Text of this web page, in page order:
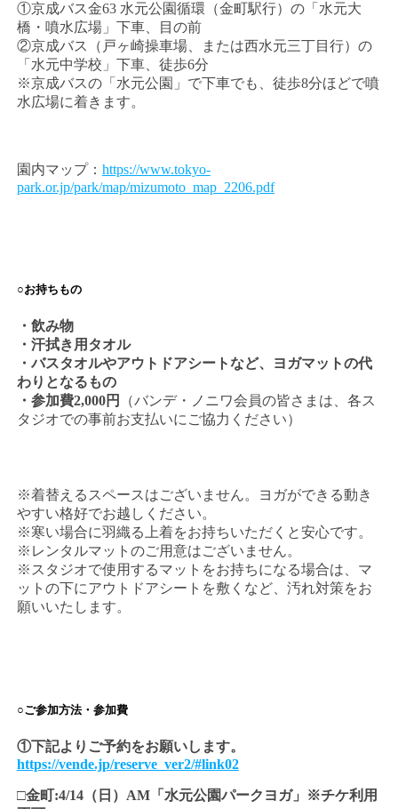
①京成バス金63 水元公園循環（金町駅行）の「水元大
橋・噴水広場」下車、目の前
②京成バス（戸ヶ崎操車場、または西水元三丁目行）の
「水元中学校」下車、徒歩6分
※京成バスの「水元公園」で下車でも、徒歩8分ほどで噴
水広場に着きます。
園内マップ： https://www.tokyo-
park.or.jp/park/map/mizumoto_map_2206.pdf
○お持ちもの
・飲み物
・汗拭き用タオル
・バスタオルやアウトドアシートなど、ヨガマットの代
わりとなるもの
・参加費2,000円
（バンデ・ノニワ会員の皆さまは、各ス
タジオでの事前お支払いにご協力ください）
※着替えるスペースはございません。ヨガができる動き
やすい格好でお越しください。
※寒い場合に羽織る上着をお持ちいただくと安心です。
※レンタルマットのご用意はございません。
※スタジオで使用するマットをお持ちになる場合は、マ
ットの下にアウトドアシートを敷くなど、汚れ対策をお
願いいたします。
○ご参加方法・参加費
①下記よりご予約をお願いします。
https://vende.jp/reserve_ver2/#link02
□金町:4/14（日）AM「水元公園パークヨガ」※チケ利用